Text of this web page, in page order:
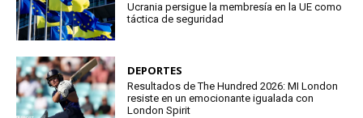
Ucrania persigue la membresía en la UE como
táctica de seguridad
DEPORTES
Resultados de The Hundred 2026: MI London
resiste en un emocionante igualada con
London Spirit